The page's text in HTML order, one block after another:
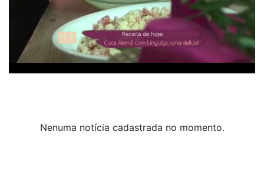
Nenuma notícia cadastrada no momento.